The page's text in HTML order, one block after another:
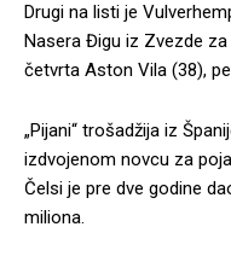
Drugi na listi je
Nasera Đigu iz Zvezde
četvrta Aston Vila (38),
„Pijani“ trošadžija iz
izdvojenom novcu za
Čelsi je pre dve godine
miliona.